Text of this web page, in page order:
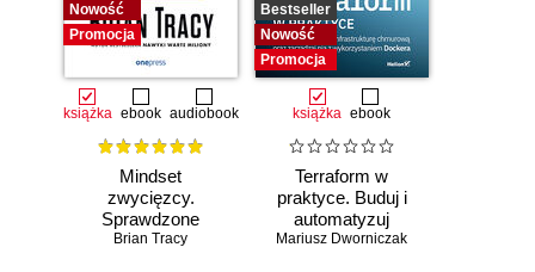
Nowość
Promocja
książka ebook audiobook
Mindset
zwycięzcy.
Sprawdzone
strategie na drodze
Brian Tracy
Bestseller
Nowość
Promocja
książka ebook
Terraform w
praktyce. Buduj i
automatyzuj
infrastrukturę
Mariusz Dworniczak